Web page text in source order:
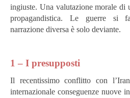
ingiuste. Una valutazione morale di
propagandistica. Le guerre si
narrazione diversa è solo deviante.
1 – I presupposti
Il recentissimo conflitto con
internazionale conseguenze nuove